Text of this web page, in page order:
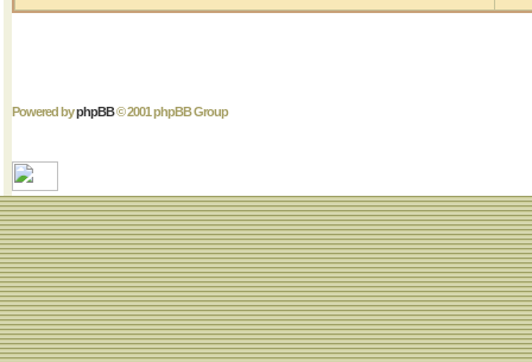
Powered byphpBB© 2001 phpBB Group